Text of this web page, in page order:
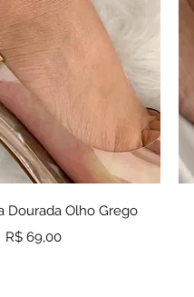
rápida
Dourada Olho Grego
Preço
R$ 69,00